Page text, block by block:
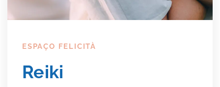
ESPAÇO FELICITÀ
Reiki